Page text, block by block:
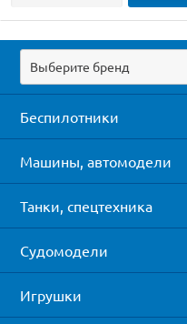
Выберите бренд
Беспилотники
Машины, автомодели
Танки, спецтехника
Судомодели
Игрушки